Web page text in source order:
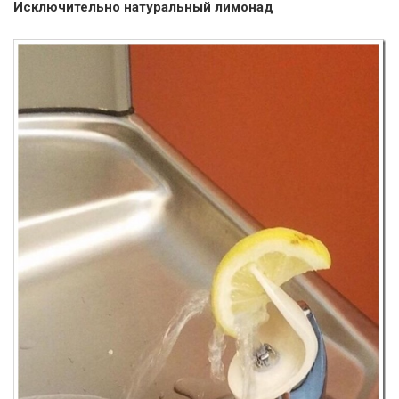
Исключительно натуральный лимонад